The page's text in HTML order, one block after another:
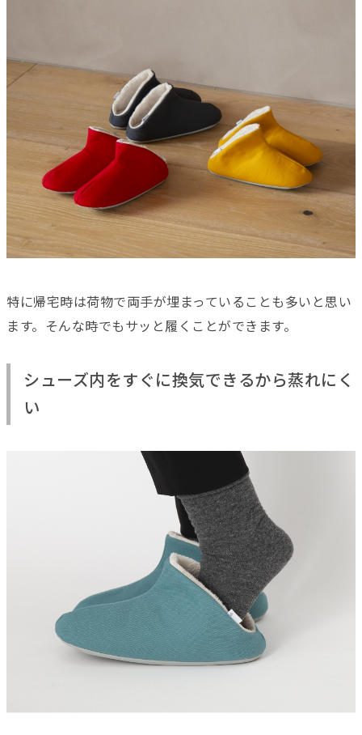
特に帰宅時は荷物で両手が埋まっていることも多いと思い
ます。そんな時でもサッと履くことができます。
シューズ内をすぐに換気できるから蒸れにく
い